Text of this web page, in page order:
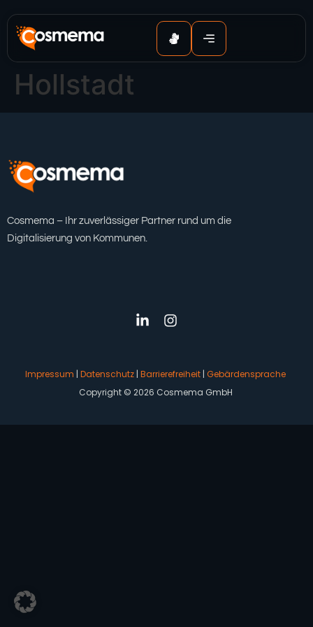
springen
Hollstadt
Cosmema – Ihr zuverlässiger Partner rund um die
Digitalisierung von Kommunen.
Impressum | Datenschutz | Barrierefreiheit | Gebärdensprache
Copyright © 2026 Cosmema GmbH